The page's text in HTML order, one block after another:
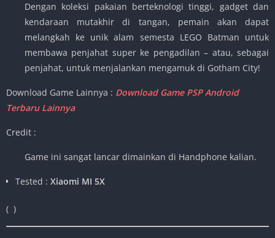
Dengan koleksi pakaian berteknologi tinggi, gadget dan
kendaraan mutakhir di tangan, pemain akan dapat
melangkah ke unik alam semesta LEGO Batman untuk
membawa penjahat super ke pengadilan – atau, sebagai
penjahat, untuk menjalankan mengamuk di Gotham City!
Download Game Lainnya : Download Game PSP Android
Terbaru Lainnya
Credit :
Game ini sangat lancar dimainkan di Handphone kalian.
Tested : Xiaomi MI 5X
( )